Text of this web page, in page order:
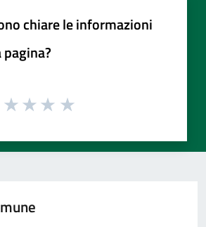
chiare le informazioni